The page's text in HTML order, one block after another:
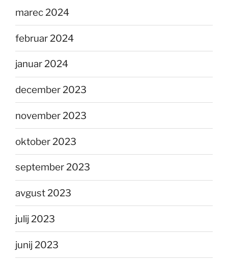
marec 2024
februar 2024
januar 2024
december 2023
november 2023
oktober 2023
september 2023
avgust 2023
julij 2023
junij 2023